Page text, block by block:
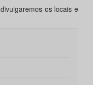
divulgaremos os locais e